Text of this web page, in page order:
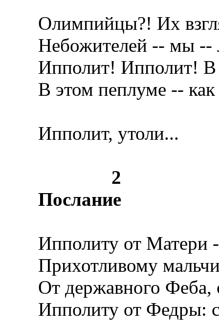
Олимпийцы?! Их
Небожителей -- мы --
Ипполит! Ипполит!
В этом пеплуме -- как
Ипполит, утоли...
2
Послание
Ипполиту от Матери
Прихотливому
От державного Феба,
Ипполиту от Федры: